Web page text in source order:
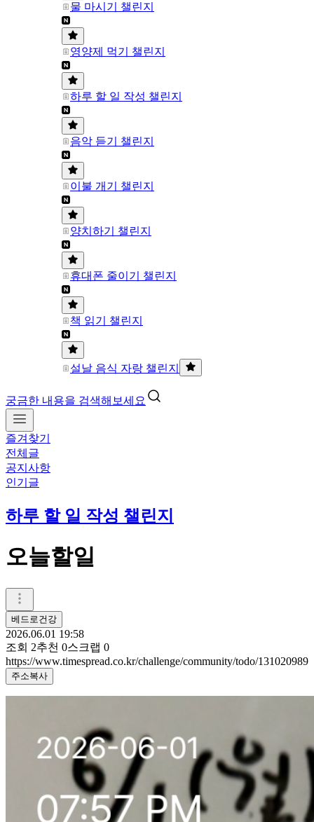
물 마시기 챌린지
영양제 먹기 챌린지
하루 할 일 작성 챌린지
음악 듣기 챌린지
이불 개기 챌린지
양치하기 챌린지
휴대폰 줄이기 챌린지
책 읽기 챌린지
설날 음식 자랑 챌린지
궁금한 내용을 검색해보세요
즐겨찾기
전체글
공지사항
인기글
하루 할 일 작성 챌린지
오늘할일
베드로건강
2026.06.01 19:58
조회 2추천 0스크랩 0
https://www.timespread.co.kr/challenge/community/todo/131020989
주소복사